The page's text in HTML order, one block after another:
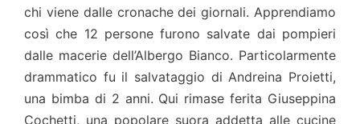
chi viene dalle cronache dei giornali. Apprendiamo
così che 12 persone furono salvate dai pompieri
dalle macerie dell’Albergo Bianco. Particolarmente
drammatico fu il salvataggio di Andreina Proietti,
una bimba di 2 anni. Qui rimase ferita Giuseppina
Cochetti, una popolare suora addetta alle cucine